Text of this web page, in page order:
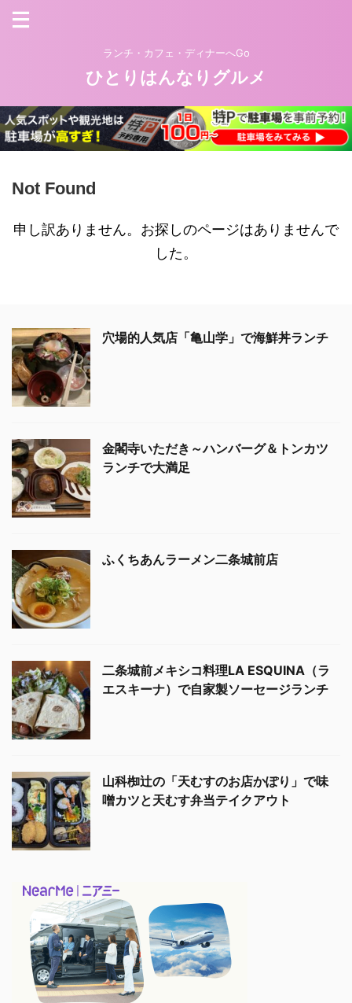
ランチ・カフェ・ディナーへGo
ひとりはんなりグルメ
Not Found
申し訳ありません。お探しのページはありませんで
した。
穴場的人気店「亀山学」で海鮮丼ランチ
金閣寺いただき～ハンバーグ＆トンカツ
ランチで大満足
ふくちあんラーメン二条城前店
二条城前メキシコ料理LA ESQUINA（ラ
エスキーナ）で自家製ソーセージランチ
山科椥辻の「天むすのお店かぽり」で味
噌カツと天むす弁当テイクアウト